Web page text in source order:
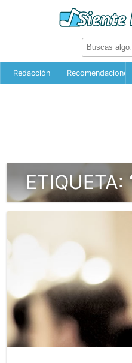
Redacción Recomendaciones
ETIQUETA: